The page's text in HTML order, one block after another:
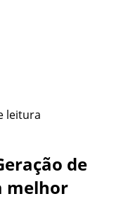
leitura
de
melhor